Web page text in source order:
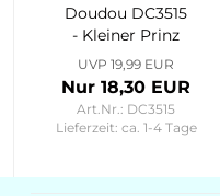
Doudou DC3515
- Kleiner Prinz
Bär
Schmusetuch
10cm Poudre de
Perlidou
UVP 19,99 EUR
Nur 18,30 EUR
Art.Nr.: DC3515
Lieferzeit: ca. 1-4 Tage